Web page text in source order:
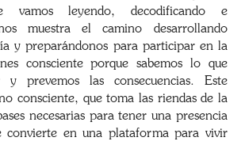
vamos leyendo, decodificando e
muestra el camino desarrollando
y preparándonos para participar en la
consciente porque sabemos lo que
y prevemos las consecuencias. Este
consciente, que toma las riendas de la
necesarias para tener una presencia
convierte en una plataforma para vivir